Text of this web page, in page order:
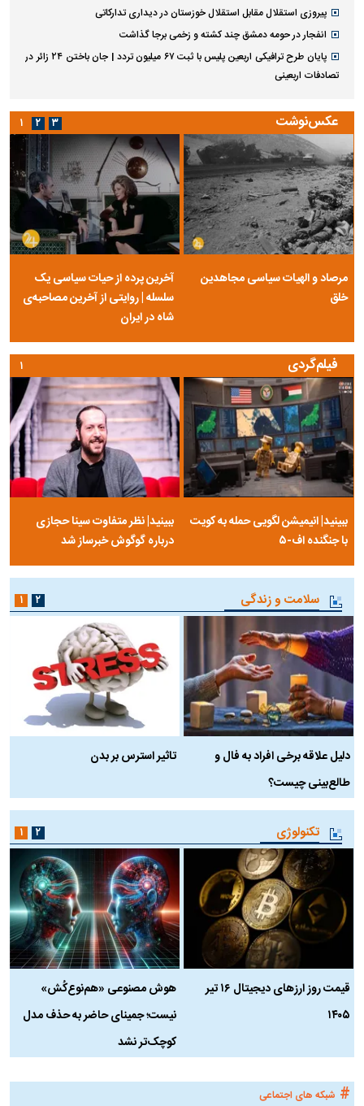
پیروزی استقلال مقابل استقلال خوزستان در دیداری تدارکاتی
انفجار در حومه دمشق چند کشته و زخمی برجا گذاشت
پایان طرح ترافیکی اربعین پلیس با ثبت ۶۷ میلیون تردد | جان باختن ۲۴ زائر در
تصادفات اربعینی
عکس‌نوشت
مرصاد و الهیات سیاسی مجاهدین
خلق
آخرین پرده از حیات سیاسی یک
سلسله | روایتی از آخرین مصاحبه‌ی
شاه در ایران
۱ ۲ ۳
فیلم‌گردی
ببینید| انیمیشن لگویی حمله به کویت
با جنگنده اف-۵
ببینید| نظر متفاوت سینا حجازی
درباره گوگوش خبرساز شد
۱
سلامت و زندگی
دلیل علاقه برخی افراد به فال و
طالع‌بینی چیست؟
تاثیر استرس بر بدن
۱ ۲
تکنولوژی
قیمت روز ارز‌های دیجیتال ۱۶ تیر
۱۴۰۵
هوش مصنوعی «هم‌نوع‌کُش»
نیست؛ جمینای حاضر به حذف مدل
کوچک‌تر نشد
۱ ۲
# شبکه های اجتماعی